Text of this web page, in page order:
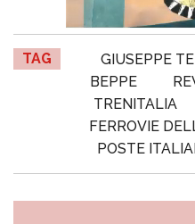
TAG
GIUSEPPE
BEPPE
TRENITALIA
FERROVIE
POSTE